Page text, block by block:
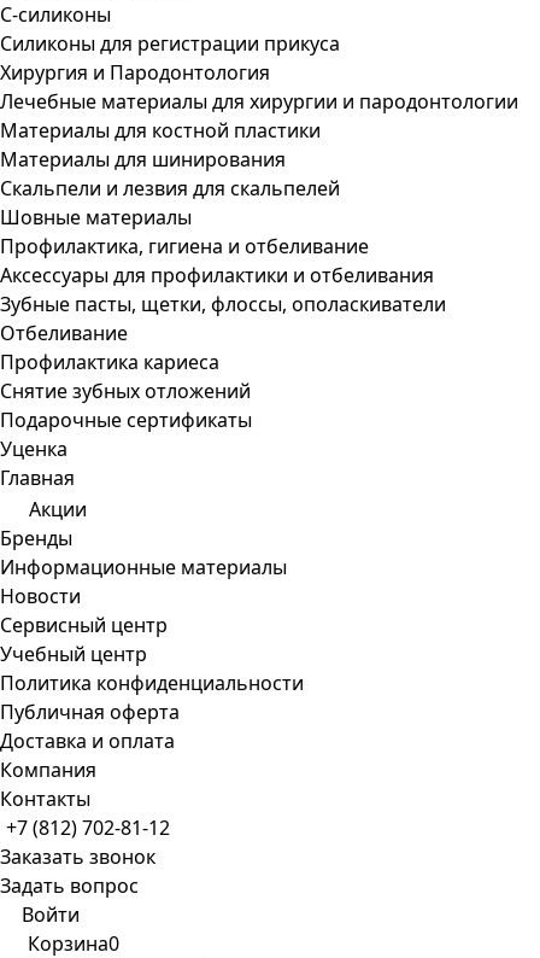
С-силиконы
Силиконы для регистрации прикуса
Хирургия и Пародонтология
Лечебные материалы для хирургии и пародонтологии
Материалы для костной пластики
Материалы для шинирования
Скальпели и лезвия для скальпелей
Шовные материалы
Профилактика, гигиена и отбеливание
Аксессуары для профилактики и отбеливания
Зубные пасты, щетки, флоссы, ополаскиватели
Отбеливание
Профилактика кариеса
Снятие зубных отложений
Подарочные сертификаты
Уценка
Главная
Акции
Бренды
Информационные материалы
Новости
Сервисный центр
Учебный центр
Политика конфиденциальности
Публичная оферта
Доставка и оплата
Компания
Контакты
+7 (812) 702-81-12
Заказать звонок
Задать вопрос
Войти
Корзина0